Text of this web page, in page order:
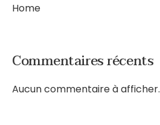
Home
Commentaires récents
Aucun commentaire à afficher.